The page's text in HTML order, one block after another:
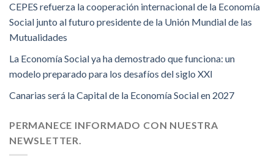
CEPES refuerza la cooperación internacional de la Economía
Social junto al futuro presidente de la Unión Mundial de las
Mutualidades
La Economía Social ya ha demostrado que funciona: un
modelo preparado para los desafíos del siglo XXI
Canarias será la Capital de la Economía Social en 2027
PERMANECE INFORMADO CON NUESTRA
NEWSLETTER.